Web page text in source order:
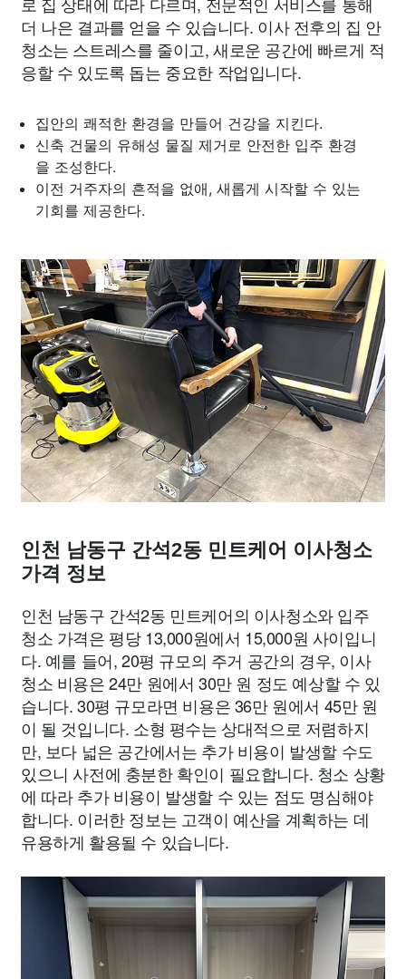
더 나은 결과를 얻을 수 있습니다. 이사 전후의 집 안
청소는 스트레스를 줄이고, 새로운 공간에 빠르게 적
응할 수 있도록 돕는 중요한 작업입니다.
집안의 쾌적한 환경을 만들어 건강을 지킨다.
신축 건물의 유해성 물질 제거로 안전한 입주 환경
을 조성한다.
이전 거주자의 흔적을 없애, 새롭게 시작할 수 있는
기회를 제공한다.
인천 남동구 간석2동 민트케어 이사청소
가격 정보
인천 남동구 간석2동 민트케어의 이사청소와 입주
청소 가격은 평당 13,000원에서 15,000원 사이입니
다. 예를 들어, 20평 규모의 주거 공간의 경우, 이사
청소 비용은 24만 원에서 30만 원 정도 예상할 수 있
습니다. 30평 규모라면 비용은 36만 원에서 45만 원
이 될 것입니다. 소형 평수는 상대적으로 저렴하지
만, 보다 넓은 공간에서는 추가 비용이 발생할 수도
있으니 사전에 충분한 확인이 필요합니다. 청소 상황
에 따라 추가 비용이 발생할 수 있는 점도 명심해야
합니다. 이러한 정보는 고객이 예산을 계획하는 데
유용하게 활용될 수 있습니다.